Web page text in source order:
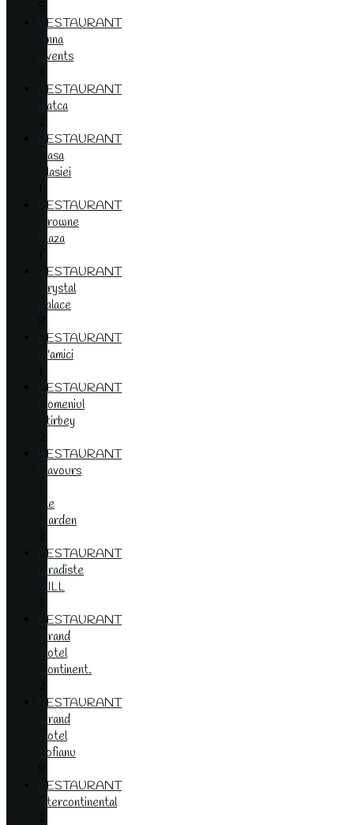
RESTAURANT
Anna
Events
RESTAURANT
Batca
RESTAURANT
Casa
Vlasiei
RESTAURANT
Crowne
Plaza
RESTAURANT
Crystal
Palace
RESTAURANT
D'amici
RESTAURANT
Domeniul
Stirbey
RESTAURANT
Flavours
the
Garden
RESTAURANT
Gradiste
HILL
RESTAURANT
Grand
Hotel
Continent.
RESTAURANT
Grand
Hotel
Sofianu
RESTAURANT
Intercontinental